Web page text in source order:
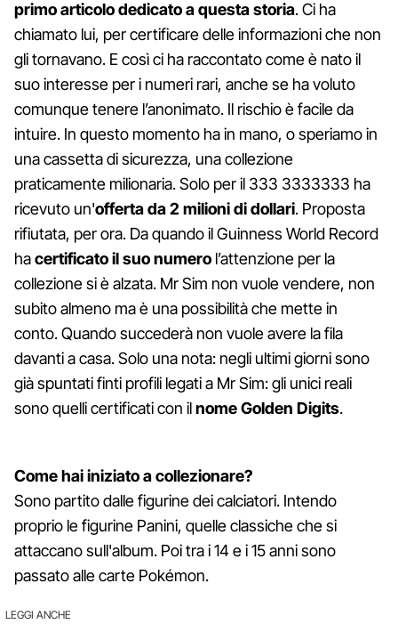
primo articolo dedicato a questa storia. Ci ha
chiamato lui, per certificare delle informazioni che non
gli tornavano. E così ci ha raccontato come è nato il
suo interesse per i numeri rari, anche se ha voluto
comunque tenere l’anonimato. Il rischio è facile da
intuire. In questo momento ha in mano, o speriamo in
una cassetta di sicurezza, una collezione
praticamente milionaria. Solo per il 333 3333333 ha
ricevuto un'offerta da 2 milioni di dollari. Proposta
rifiutata, per ora. Da quando il Guinness World Record
hacertificato il suo numero l’attenzione per la
collezione si è alzata. Mr Sim non vuole vendere, non
subito almeno ma è una possibilità che mette in
conto. Quando succederà non vuole avere la fila
davanti a casa. Solo una nota: negli ultimi giorni sono
già spuntati finti profili legati a Mr Sim: gli unici reali
sono quelli certificati con ilnome Golden Digits.
Come hai iniziato a collezionare?
Sono partito dalle figurine dei calciatori. Intendo
proprio le figurine Panini, quelle classiche che si
attaccano sull'album. Poi tra i 14 e i 15 anni sono
passato alle carte Pokémon.
LEGGI ANCHE